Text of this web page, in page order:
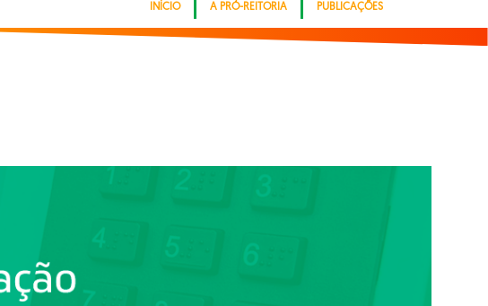
INÍCIO A PRÓ-REITORIA PUBLICAÇÕES